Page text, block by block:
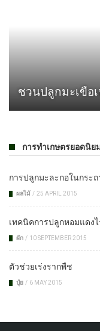
ชวนปลูกมะเขือ
การทำเกษตรยอดนิย
การปลูกมะละกอในกระถ
ผลไม้ / 25 APRIL 2015
เทคนิคการปลูกหอมแดง
ผัก / 10 SEPTEMBER 2015
ตัวช่วยเร่งรากพืช
ปุ๋ย / 6 MAY 2015